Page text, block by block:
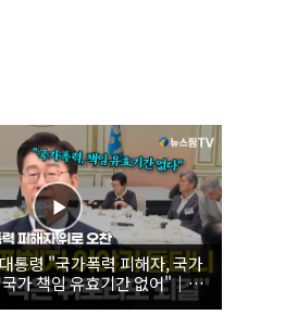
통령 "국가폭력 피해자, 국가
가 책임 유효기간 없어"｜
력 피해자 위로 오찬